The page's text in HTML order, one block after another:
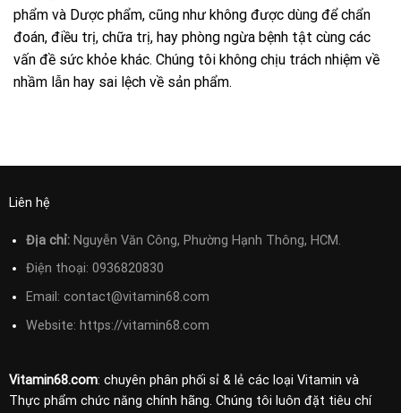
phẩm và Dược phẩm, cũng như không được dùng để chẩn
đoán, điều trị, chữa trị, hay phòng ngừa bệnh tật cùng các
vấn đề sức khỏe khác. Chúng tôi không chịu trách nhiệm về
nhầm lẫn hay sai lệch về sản phẩm.
Liên hệ
Địa chỉ:Nguyễn Văn Công, Phường Hạnh Thông, HCM.
Điện thoại: 0936820830
Email: contact@vitamin68.com
Website: https://vitamin68.com
Vitamin68.com: chuyên phân phối sỉ & lẻ các loại Vitamin và
Thực phẩm chức năng chính hãng. Chúng tôi luôn đặt tiêu chí